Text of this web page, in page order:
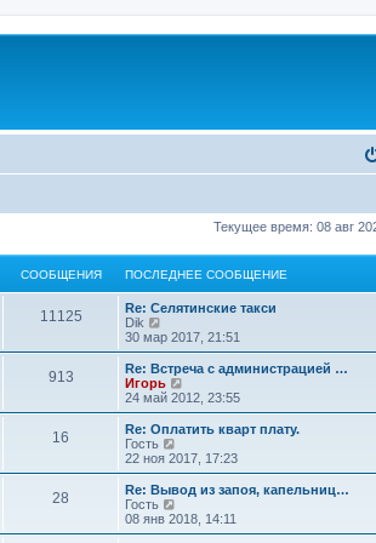
Текущее время: 08 авг
СООБЩЕНИЯ ПОСЛЕДНЕЕ СООБЩЕНИЕ
11125
Re: Селятинские такси
Dik
е
р
е
т
п
о
с
е
д
н
е
30 мар 2017, 21:51
913
Re: Встреча с администрацией …
Игорь
е
р
е
т
п
о
с
24 май 2012, 23:55
16
Re: Оплатить кварт плату.
Гость
е
р
е
т
22 ноя 2017, 17:23
28
Re: Вывод из запоя, капельниц…
Гость
е
р
08 янв 2018, 14:11